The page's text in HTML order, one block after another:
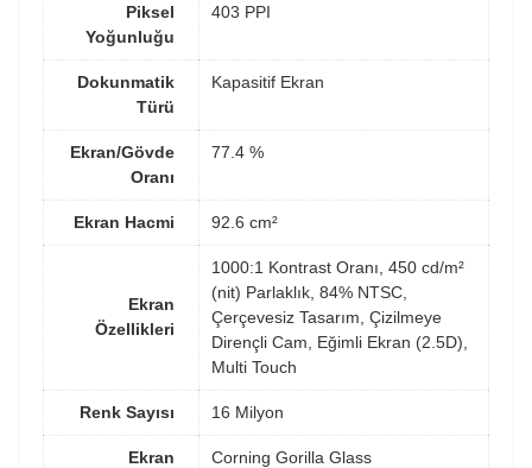
Piksel
Yoğunluğu
403 PPI
Dokunmatik
Türü
Kapasitif Ekran
Ekran/Gövde
Oranı
77.4 %
Ekran Hacmi 92.6 cm²
Ekran
Özellikleri
1000:1 Kontrast Oranı, 450 cd/m²
(nit) Parlaklık, 84% NTSC,
Çerçevesiz Tasarım, Çizilmeye
Dirençli Cam, Eğimli Ekran (2.5D),
Multi Touch
Renk Sayısı 16 Milyon
Ekran
Corning Gorilla Glass